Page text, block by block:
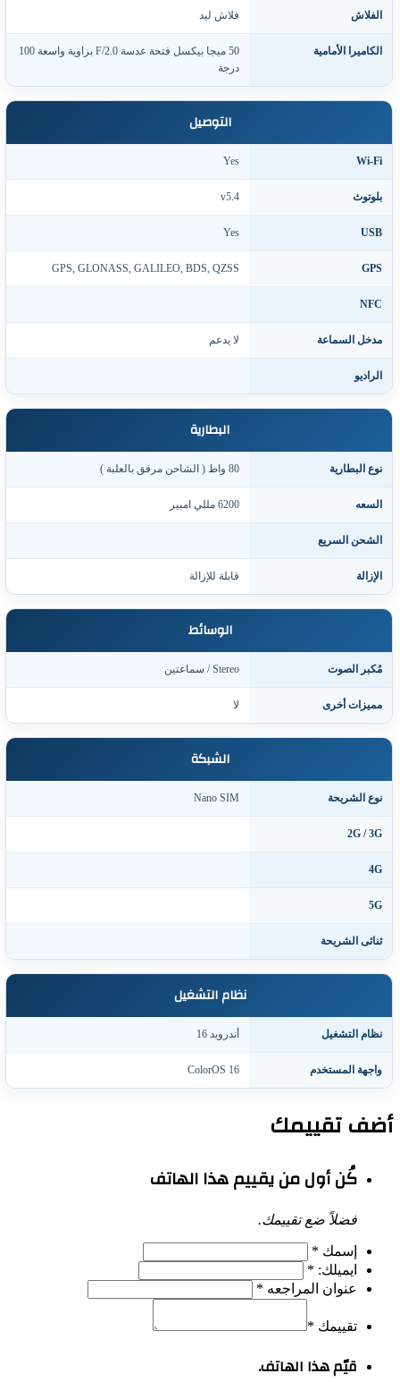
فلاش ليد
الأمامية
50 ميجا بيكسل فتحة عدسة F/2.0 بزاوية واسعة 100
درجة
التوصيل
Wi-
GPS, GLONASS, GALILEO, BDS, QZSS
السماعة لا يدعم
البطارية
البطارية
6200 مللي امبير
السريع
قابلة للإزالة
الوسائط
الصوت Stereo / سماعتين
أخرى
الشبكة
الشريحة Nano SIM
2G /
الشريحة
نظام التشغيل
التشغيل أندرويد 16
المستخدم ColorOS 16
تقييمك
كُن أول من يقييم هذا الهاتف
فضلاً ضع تقييمك.
إسمك*
ايميلك:*
عنوان المراجعه*
تقييمك*
قيّم هذا الهاتف.